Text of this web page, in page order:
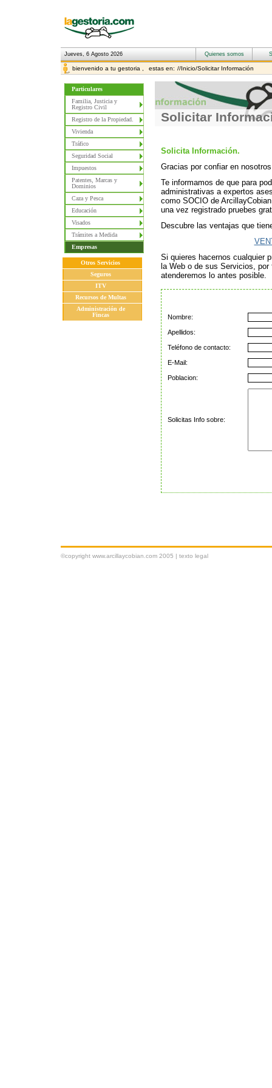
Jueves, 6 Agosto 2026
bienvenido a tu gestoria , estas en: //Inicio/Solicitar Información
Particulares
Familia, Justicia y
Registro Civil
Registro de la Propiedad.
Vivienda
Tráfico
Seguridad Social
Impuestos
Patentes, Marcas y
Dominios
Caza y Pesca
Educación
Visados
Trámites a Medida
Empresas
Otros Servicios
Seguros
ITV
Recursos de Multas
Administración de
Fincas
Solicitar
Solicita Información.
Gracias por confiar en
Te informamos de que para
administrativas a expertos
como SOCIO de
una vez registrado pruebes
Descubre las ventajas que
Si quieres hacernos cualquier
la Web o de sus Servicios,
atenderemos lo antes posible.
Nombre:
Apellidos:
Teléfono de contacto:
E-Mail:
Poblacion:
Solicitas Info sobre:
©copyright www.arcillaycobian.com 2005 | texto legal